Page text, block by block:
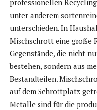
professionellen
unter anderem
unterschieden. In
Mischschrott eine große
Gegenstände, die nicht
bestehen, sondern aus
Bestandteilen.
auf dem Schrottplatz
Metalle sind für die